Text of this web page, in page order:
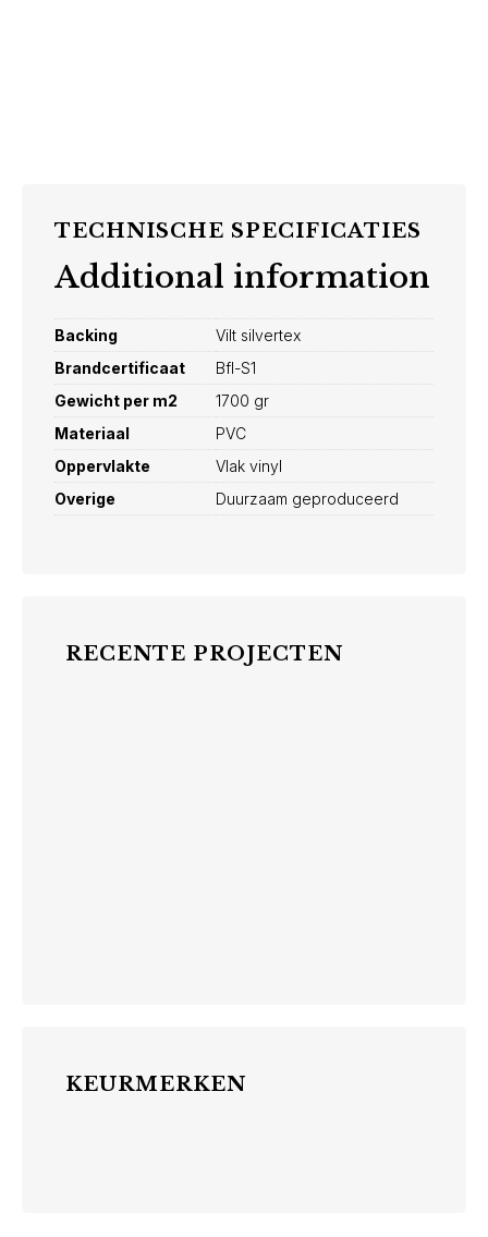
TECHNISCHE SPECIFICATIES
Additional information
Backing
Vilt silvertex
Brandcertificaat
Bfl-S1
Gewicht per m2
1700 gr
Materiaal
PVC
Oppervlakte
Vlak vinyl
Overige
Duurzaam geproduceerd
RECENTE PROJECTEN
KEURMERKEN